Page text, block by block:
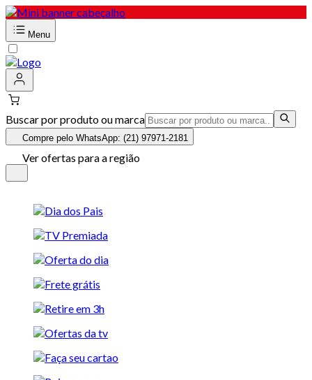
Menu
Buscar por produto ou marca
Compre pelo WhatsApp: (21) 97971-2181
Ver ofertas para a região